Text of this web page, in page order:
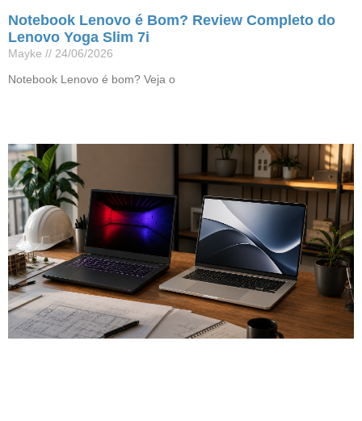
Notebook Lenovo é Bom? Review Completo do
Lenovo Yoga Slim 7i
Mayke
24/06/2026
Notebook Lenovo é bom? Veja o